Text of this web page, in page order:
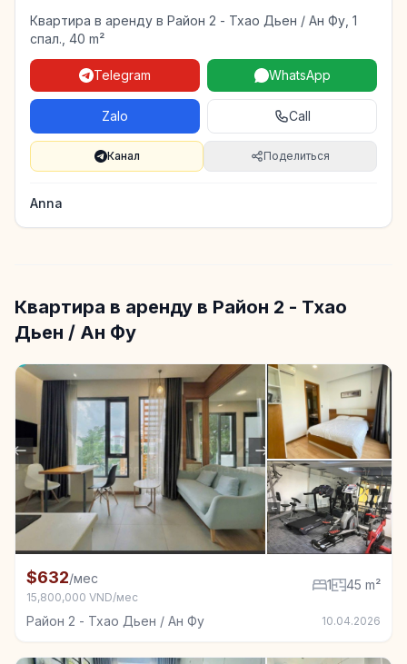
Квартира в аренду в Район 2 - Тхао Дьен / Ан Фу, 1
спал., 40 m²
Telegram WhatsApp
Zalo Call
Канал Поделиться
Anna
Квартира в аренду в Район 2 - Тхао
Дьен / Ан Фу
Квартира в аренду в Район 2 - Тхао Дьен / Ан Фу,
$632/мес
15,800,000 VND/мес
1 45 m²
Район 2 - Тхао Дьен / Ан Фу 10.04.2026